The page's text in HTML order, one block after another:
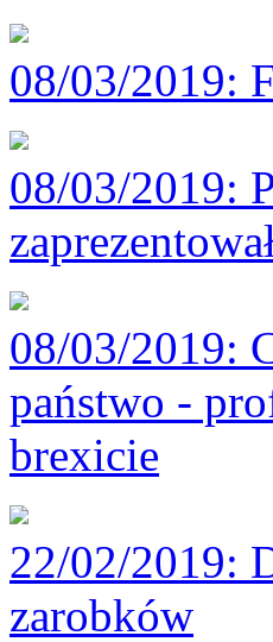
08/03/2019:
08/03/2019:
08/03/2019:
państwo -
brexicie
22/02/2019:
zarobków